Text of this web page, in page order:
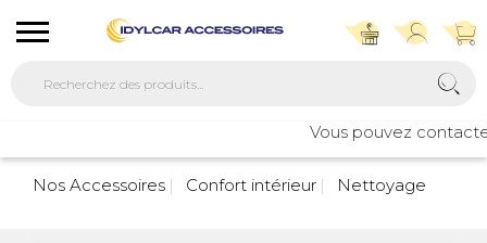
Vous pouvez
Nos Accessoires
Confort intérieur Nettoyage